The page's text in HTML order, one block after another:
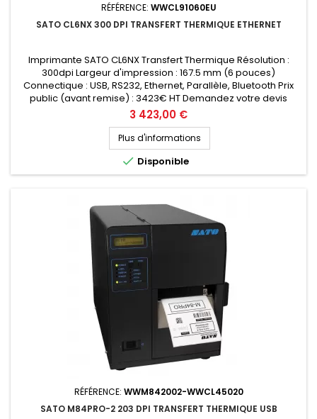
RÉFÉRENCE: WWCL91060EU
SATO CL6NX 300 DPI TRANSFERT THERMIQUE ETHERNET
Imprimante SATO CL6NX Transfert Thermique Résolution :
300dpi Largeur d'impression : 167.5 mm (6 pouces)
Connectique : USB, RS232, Ethernet, Parallèle, Bluetooth Prix
public (avant remise) : 3423€ HT Demandez votre devis
personnalisé
Prix
3 423,00 €
Plus d'informations
 Disponible
RÉFÉRENCE: WWM842002-WWCL45020
SATO M84PRO-2 203 DPI TRANSFERT THERMIQUE USB